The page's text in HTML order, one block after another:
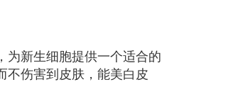
为新生细胞提供一个适合的
不伤害到皮肤，能美白皮